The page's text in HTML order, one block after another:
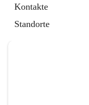
Kontakte
Standorte